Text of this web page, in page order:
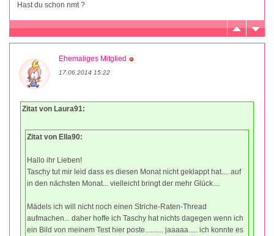
Hast du schon nmt ?
Ehemaliges Mitglied
17.06.2014 15:22
Zitat von Laura91:
Zitat von Ella90:
Hallo ihr Lieben!
Taschy tut mir leid dass es diesen Monat nicht geklappt hat.... auf
in den nächsten Monat... vielleicht bringt der mehr Glück....
Mädels ich will nicht noch einen Striche-Raten-Thread
aufmachen... daher hoffe ich Taschy hat nichts dagegen wenn ich
ein Bild von meinem Test hier poste.......... jaaaaa..... ich konnte es